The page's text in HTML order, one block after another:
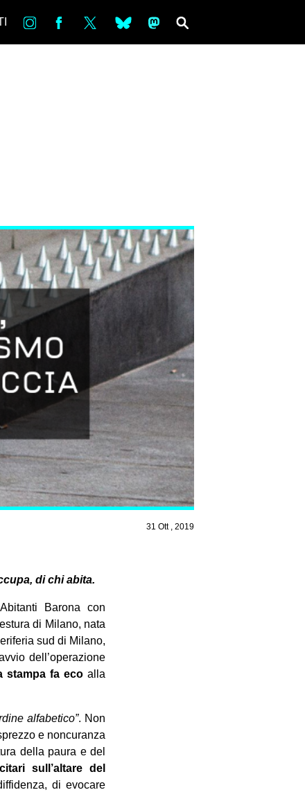
in bsky ms
31 Ott , 2019
di chi abita.
Barona con
di Milano, nata
sud di Milano,
dell’operazione
stampa fa ecoalla
alfabetico”. Non
e noncuranza
della paura e del
sull’altare del
di evocare